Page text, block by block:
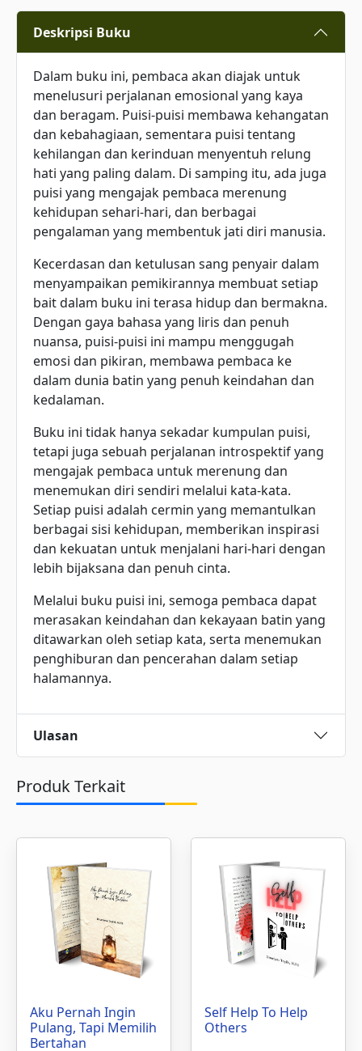
Deskripsi Buku
Dalam buku ini, pembaca akan diajak untuk
menelusuri perjalanan emosional yang kaya
dan beragam. Puisi-puisi membawa kehangatan
dan kebahagiaan, sementara puisi tentang
kehilangan dan kerinduan menyentuh relung
hati yang paling dalam. Di samping itu, ada juga
puisi yang mengajak pembaca merenung
kehidupan sehari-hari, dan berbagai
pengalaman yang membentuk jati diri manusia.
Kecerdasan dan ketulusan sang penyair dalam
menyampaikan pemikirannya membuat setiap
bait dalam buku ini terasa hidup dan bermakna.
Dengan gaya bahasa yang liris dan penuh
nuansa, puisi-puisi ini mampu menggugah
emosi dan pikiran, membawa pembaca ke
dalam dunia batin yang penuh keindahan dan
kedalaman.
Buku ini tidak hanya sekadar kumpulan puisi,
tetapi juga sebuah perjalanan introspektif yang
mengajak pembaca untuk merenung dan
menemukan diri sendiri melalui kata-kata.
Setiap puisi adalah cermin yang memantulkan
berbagai sisi kehidupan, memberikan inspirasi
dan kekuatan untuk menjalani hari-hari dengan
lebih bijaksana dan penuh cinta.
Melalui buku puisi ini, semoga pembaca dapat
merasakan keindahan dan kekayaan batin yang
ditawarkan oleh setiap kata, serta menemukan
penghiburan dan pencerahan dalam setiap
halamannya.
Ulasan
Produk Terkait
Aku Pernah Ingin
Pulang, Tapi Memilih
Bertahan
Self Help To Help
Others